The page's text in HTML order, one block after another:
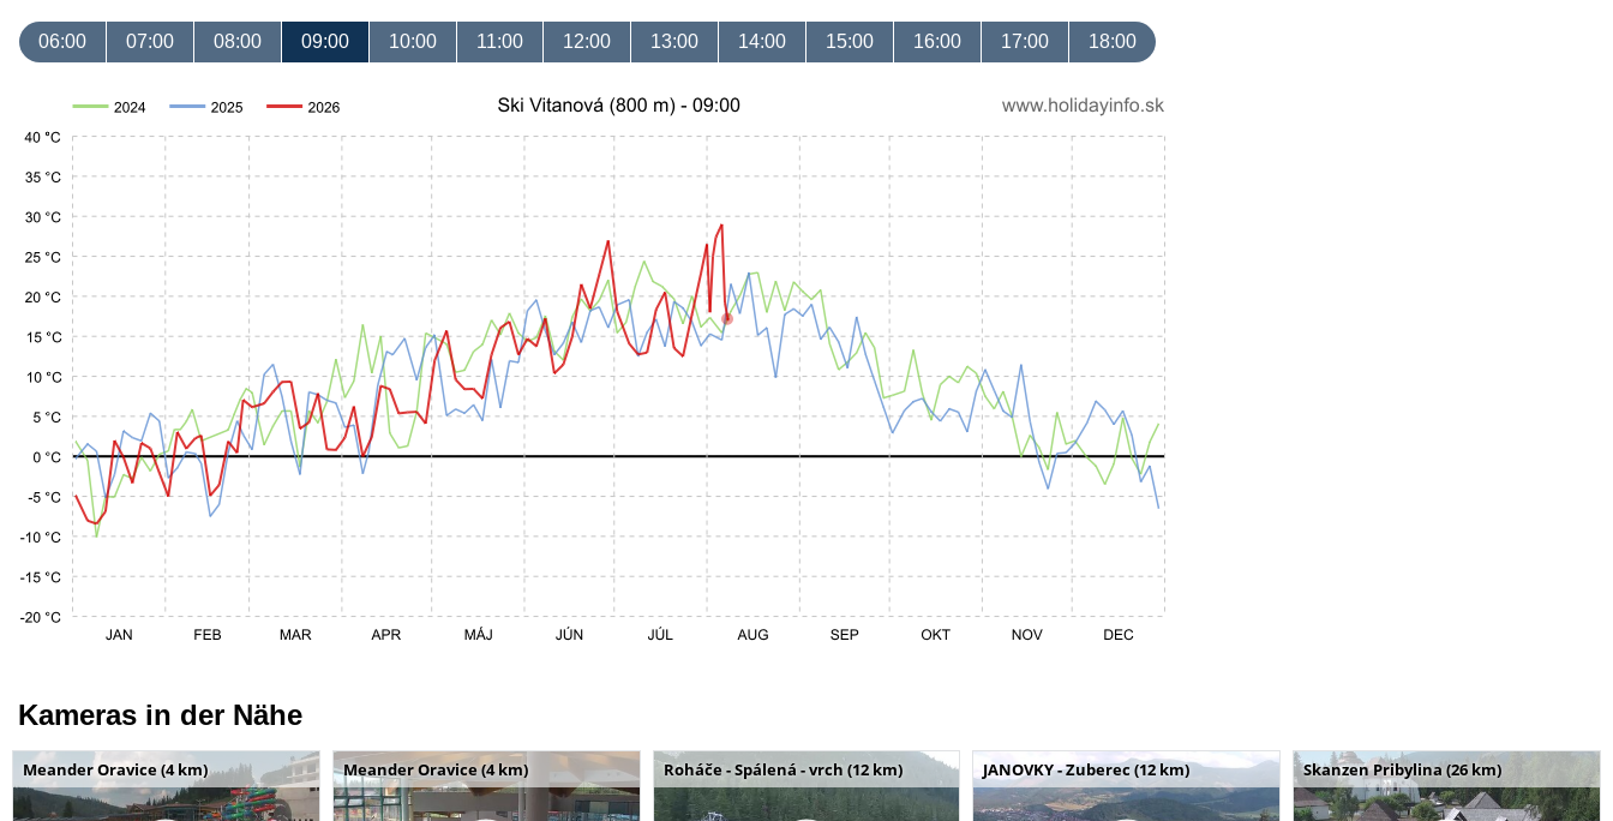
06:00 07:00 08:00 09:00 10:00 11:00 12:00 13:00 14:00 15:00 16:00 17:00 18:00
Kameras in der Nähe
Meander Oravice (4 km) Meander Oravice (4 km) Roháče - Spálená - vrch (12 km) JANOVKY - Zuberec (12 km) Skanzen Pribylina (26 km)